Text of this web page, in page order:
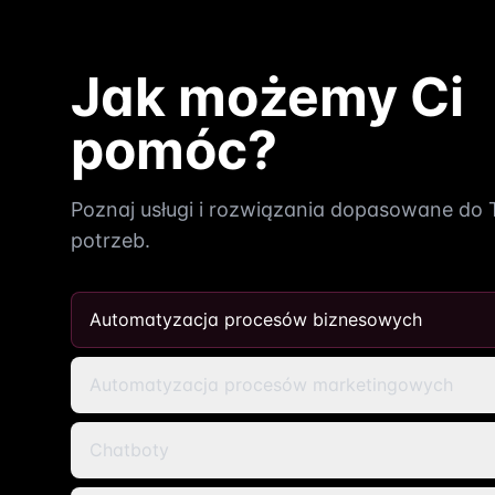
Jak możemy Ci
pomóc?
Poznaj usługi i rozwiązania dopasowane do
potrzeb.
Automatyzacja procesów biznesowych
Automatyzacja procesów marketingowych
Chatboty